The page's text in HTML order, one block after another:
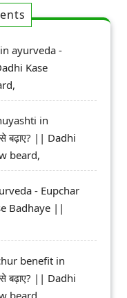
ayurveda -
Kase
in
बढ़ाए? || Dadhi
beard,
- Eupchar
Badhaye ||
benefit in
बढ़ाए? || Dadhi